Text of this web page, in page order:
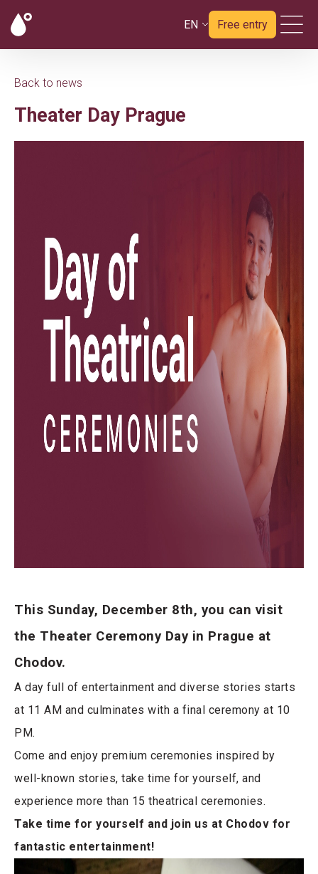
EN Free entry
Back to news
Theater Day Prague
This Sunday, December 8th, you can visit
the Theater Ceremony Day in Prague at
Chodov.
A day full of entertainment and diverse stories starts
at 11 AM and culminates with a final ceremony at 10
PM.
Come and enjoy premium ceremonies inspired by
well-known stories, take time for yourself, and
experience more than 15 theatrical ceremonies.
Take time for yourself and join us at Chodov for
fantastic entertainment!